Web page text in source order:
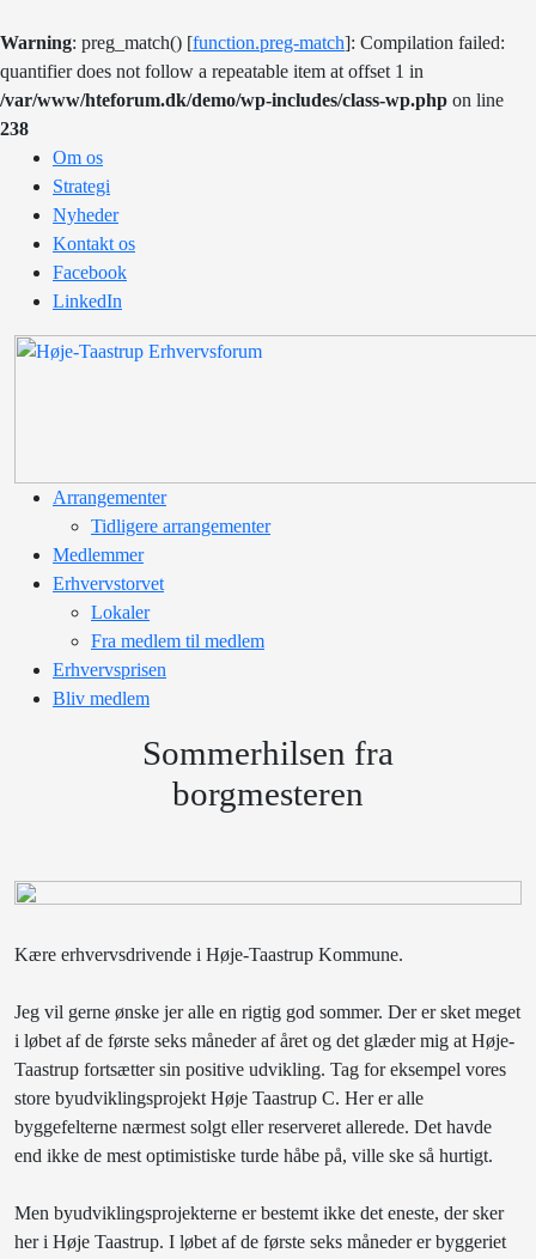
Warning: preg_match() [function.preg-match]: Compilation failed:
quantifier does not follow a repeatable item at offset 1 in
/var/www/hteforum.dk/demo/wp-includes/class-wp.php on line
238
Om os
Strategi
Nyheder
Kontakt os
Facebook
LinkedIn
Arrangementer
Tidligere arrangementer
Medlemmer
Erhvervstorvet
Lokaler
Fra medlem til medlem
Erhvervsprisen
Bliv medlem
Sommerhilsen fra
borgmesteren
Kære erhvervsdrivende i Høje-Taastrup Kommune.
Jeg vil gerne ønske jer alle en rigtig god sommer. Der er sket meget
i løbet af de første seks måneder af året og det glæder mig at Høje-
Taastrup fortsætter sin positive udvikling. Tag for eksempel vores
store byudviklingsprojekt Høje Taastrup C. Her er alle
byggefelterne nærmest solgt eller reserveret allerede. Det havde
end ikke de mest optimistiske turde håbe på, ville ske så hurtigt.
Men byudviklingsprojekterne er bestemt ikke det eneste, der sker
her i Høje Taastrup. I løbet af de første seks måneder er byggeriet